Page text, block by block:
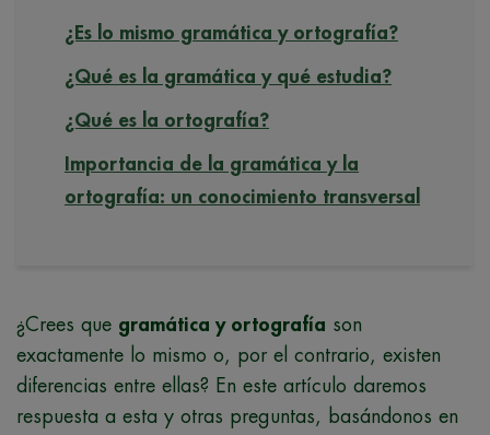
¿Es lo mismo gramática y ortografía?
¿Qué es la gramática y qué estudia?
¿Qué es la ortografía?
Importancia de la gramática y la
ortografía: un conocimiento transversal
¿Crees que gramática y ortografía son
exactamente lo mismo o, por el contrario, existen
diferencias entre ellas? En este artículo daremos
respuesta a esta y otras preguntas, basándonos en